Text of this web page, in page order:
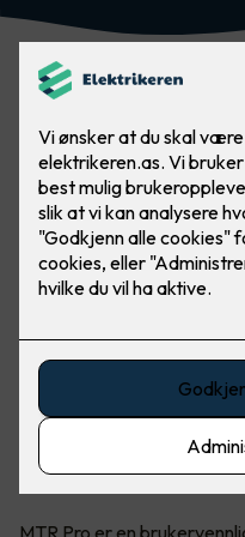
Hva er MTR Pro?